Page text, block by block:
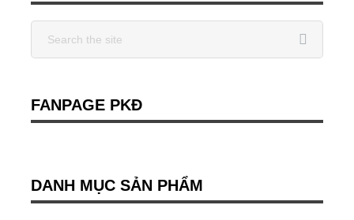
FANPAGE PKĐ
DANH MỤC SẢN PHẨM